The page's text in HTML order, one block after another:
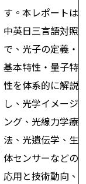
す。本レポートは
中英日三言語対照
で、光子の定義・
基本特性・量子特
性を体系的に解説
し、光学イメージ
ング、光線力学療
法、光遺伝学、生
体センサーなどの
応用と技術動向、